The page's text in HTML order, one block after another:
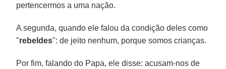
pertencermos a uma nação.
A segunda, quando ele falou da condição deles como
"rebeldes": de jeito nenhum, porque somos crianças.
Por fim, falando do Papa, ele disse: acusam-nos de